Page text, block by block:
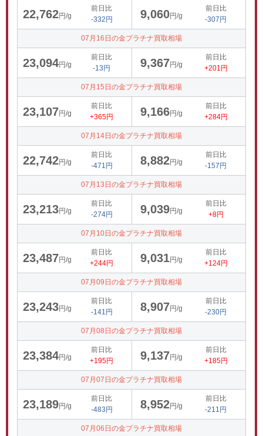
22,762円/g
前日比
-332円
9,060円/g
前日比
-307円
07月16日の金プラチナ買取相場
23,094円/g
前日比
-13円
9,367円/g
前日比
+201円
07月15日の金プラチナ買取相場
23,107円/g
前日比
+365円
9,166円/g
前日比
+284円
07月14日の金プラチナ買取相場
22,742円/g
前日比
-471円
8,882円/g
前日比
-157円
07月13日の金プラチナ買取相場
23,213円/g
前日比
-274円
9,039円/g
前日比
+8円
07月10日の金プラチナ買取相場
23,487円/g
前日比
+244円
9,031円/g
前日比
+124円
07月09日の金プラチナ買取相場
23,243円/g
前日比
-141円
8,907円/g
前日比
-230円
07月08日の金プラチナ買取相場
23,384円/g
前日比
+195円
9,137円/g
前日比
+185円
07月07日の金プラチナ買取相場
23,189円/g
前日比
-483円
8,952円/g
前日比
-211円
07月06日の金プラチナ買取相場